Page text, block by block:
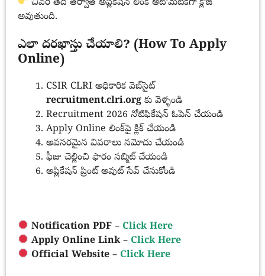
చివరి తేదీ తర్వాత అప్లికేషన్ లింక్ ఆటోమేటిక్‌గా క్లోజ్
అవుతుంది.
ఎలా దరఖాస్తు చేయాలి? (How To Apply
Online)
CSIR CLRI అధికారిక వెబ్‌సైట్
recruitment.clri.org కు వెళ్ళండి
Recruitment 2026 నోటిఫికేషన్ ఓపెన్ చేయండి
Apply Online లింక్‌పై క్లిక్ చేయండి
అవసరమైన వివరాలు నమోదు చేయండి
ఫీజు చెల్లించి ఫారం సబ్మిట్ చేయండి
అప్లికేషన్ ప్రింట్ అవుట్ సేవ్ చేసుకోండి
Notification PDF – Click Here
Apply Online Link – Click Here
Official Website – Click Here